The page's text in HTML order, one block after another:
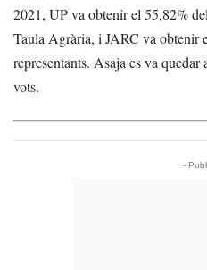
2021, UP va obtenir el 55,82%
Taula Agrària, i JARC va obtenir
representants. Asaja es va
vots.
-